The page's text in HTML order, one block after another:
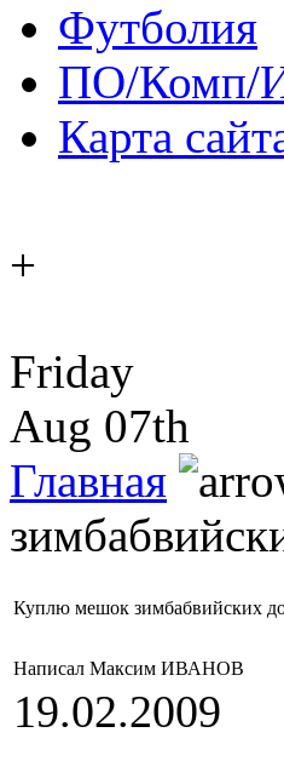
Футболия
ПО/Комп/
Карта
+
Friday
Aug 07th
Главная
Куплю мешок зимбабвийских
Написал Максим ИВАНОВ
19.02.2009